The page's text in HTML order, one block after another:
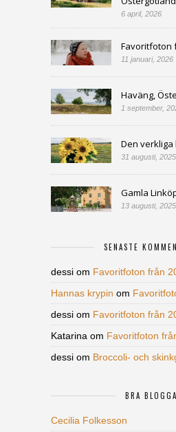
6 april, 2026
Favoritfoton
11 januari, 2026
Haväng,
1 september,
Den
31 augusti, 2025
Gamla
13 augusti, 2025
SENASTE
dessi om Favoritfoton från
Hannas krypin om
dessi om Favoritfoton från
Katarina om Favoritfoton
dessi om Broccoli- och
BRA
Cecilia Folkesson